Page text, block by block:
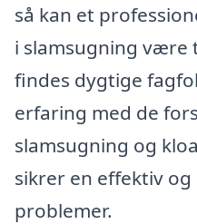
så kan et
i slamsugning
findes dygtige
erfaring med de
slamsugning og
sikrer en effektiv
problemer.